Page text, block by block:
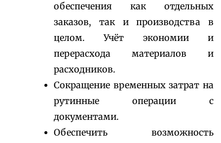
обеспечения как отдельных
заказов, так и производства в
целом. Учёт экономии и
перерасхода материалов и
расходников.
Сокращение временных затрат на
рутинные операции с
документами.
Обеспечить возможность